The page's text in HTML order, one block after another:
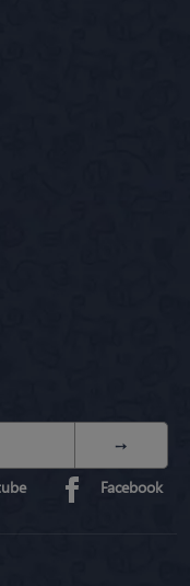
Facebook